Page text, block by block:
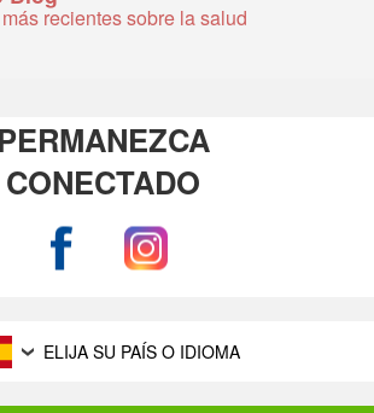
recientes sobre la salud
PERMANEZCA
CONECTADO
ELIJA SU PAÍS O IDIOMA